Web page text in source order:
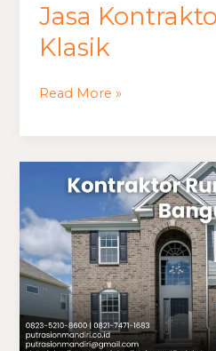
Jasa
Klasik
Read More »
Kontraktor
Rumah
Ready
Bangun